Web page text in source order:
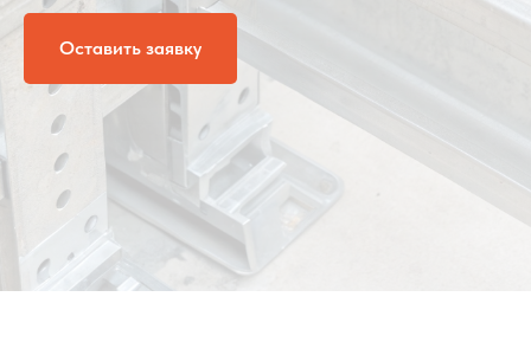
Оставить заявку